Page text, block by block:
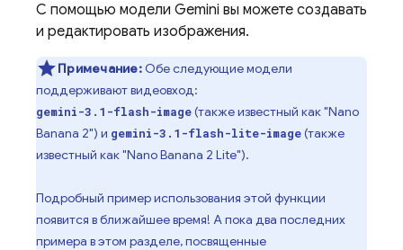
С помощью модели Gemini вы можете создавать
и редактировать изображения.
Примечание: Обе следующие модели
поддерживают видеовход:
gemini-3.1-flash-image(также известный как "Nano
Banana 2") и gemini-3.1-flash-lite-image(также
известный как "Nano Banana 2 Lite").
Подробный пример использования этой функции
появится в ближайшее время! А пока два последних
примера в этом разделе, посвященные